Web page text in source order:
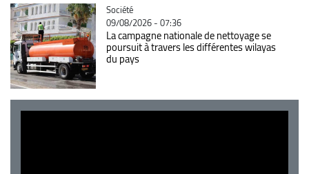
Catégorie
Société
09/08/2026 - 07:36
La campagne nationale de nettoyage se
poursuit à travers les différentes wilayas
du pays